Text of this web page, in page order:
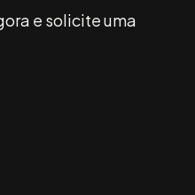
e solicite uma